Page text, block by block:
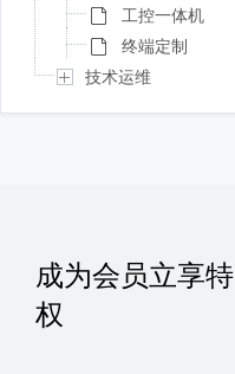
工控一体机
终端定制
技术运维
成为会员立享特
权